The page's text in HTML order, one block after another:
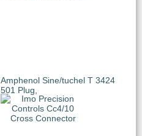
Amphenol Sine/tuchel T 3424
501 Plug,